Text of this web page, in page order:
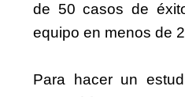
de 50 casos de
equipo en menos de
Para hacer un